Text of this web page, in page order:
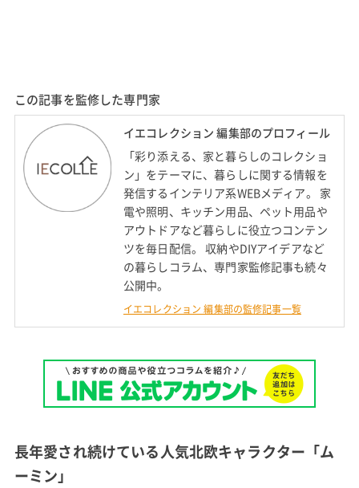
この記事を監修した専門家
イエコレクション 編集部のプロフィール
「彩り添える、家と暮らしのコレクショ
ン」をテーマに、暮らしに関する情報を
発信するインテリア系WEBメディア。 家
電や照明、キッチン用品、ペット用品や
アウトドアなど暮らしに役立つコンテン
ツを毎日配信。 収納やDIYアイデアなど
の暮らしコラム、専門家監修記事も続々
公開中。
イエコレクション 編集部の監修記事一覧
長年愛され続けている人気北欧キャラクター「ム
ーミン」